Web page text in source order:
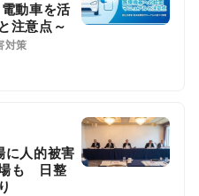
動車を活
注意点～
対策
人的被害
場も 日整